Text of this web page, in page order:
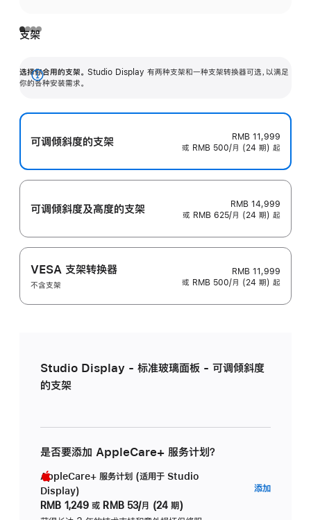
支架
选择你合用的支架。 Studio Display 有两种支架和一种支架转换器可选，以满足
你的各种安装需求。
展
可调倾斜度的支架
RMB 11,999
或 RMB 500/月 (24 期) 起
可调倾斜度及高‍度的支‍架
RMB 14,999
或 RMB 625/月 (24 期) 起
VESA 支架转换器
不含支架
RMB 11,999
或 RMB 500/月 (24 期) 起
Studio Display - 标准玻璃面板 - 可调倾斜度
的支架
是否要添加 AppleCare+ 服务计划？
AppleCare+ 服务计划 (适用于 Studio
Display)
RMB 1,249 或 RMB 53/月 (24 期)
添加